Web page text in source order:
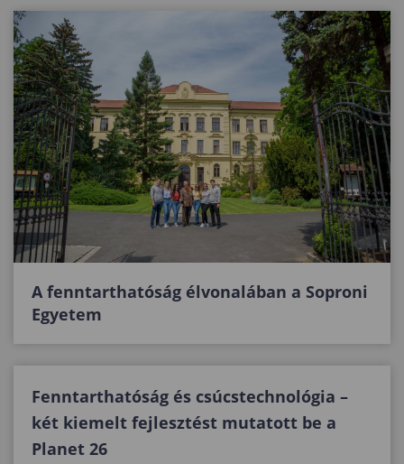
A fenntarthatóság élvonalában a Soproni
Egyetem
Fenntarthatóság és csúcstechnológia –
két kiemelt fejlesztést mutatott be a
Planet 26